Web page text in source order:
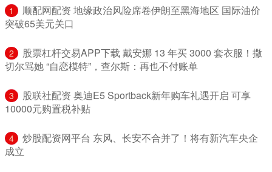
1
​顺配网配资 地缘政治风险席卷伊朗至黑海地区 国际油价
突破65美元关口
2
​股票杠杆交易APP下载 戴安娜 13 年买 3000 套衣服！撒
切尔骂她 “自恋模特”，查尔斯：再也不付账单
3
​股联社配资 奥迪E5 Sportback新年购车礼遇开启 可享
10000元购置税补贴
4
​炒股配资网平台 东风、长安不合并了！将有新汽车央企
成立